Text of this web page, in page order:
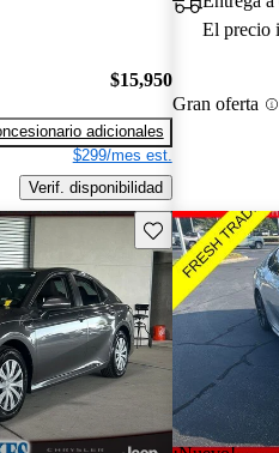
$15,950
adicionales
$299/mes est.
Verif. disponibilidad
El precio
Gran oferta
Guarda este Aviso